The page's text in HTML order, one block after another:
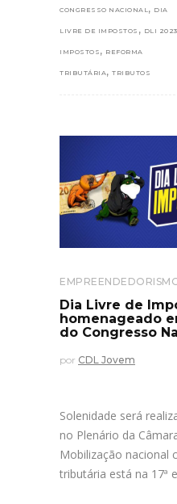
CONGRESSO NACIONAL, DIA
LIVRE DE IMPOSTOS , DLI 2023
IMPOSTOS , REFORMA
TRIBUTÁRIA, TRIBUTOS
Dia Livre de
homenageado
do Congresso
por CDL Jovem
Solenidade será
no Plenário da
Mobilização nacional
tributária está na 17ª